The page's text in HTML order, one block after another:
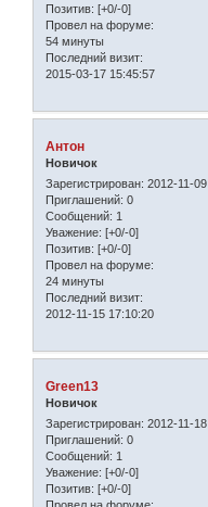
Позитив: [+0/-0]
Провел на форуме:
54 минуты
Последний визит:
2015-03-17 15:45:57
Антон
Новичок
Зарегистрирован: 2012-11-09
Приглашений: 0
Сообщений: 1
Уважение: [+0/-0]
Позитив: [+0/-0]
Провел на форуме:
24 минуты
Последний визит:
2012-11-15 17:10:20
Green13
Новичок
Зарегистрирован: 2012-11-18
Приглашений: 0
Сообщений: 1
Уважение: [+0/-0]
Позитив: [+0/-0]